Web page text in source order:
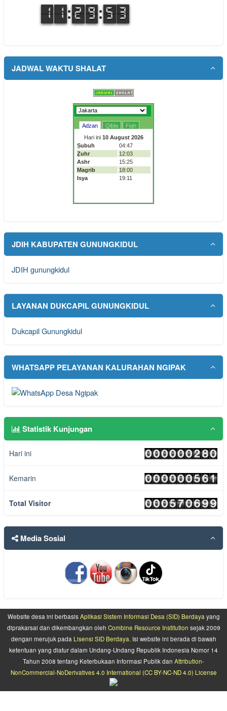
JADWAL WAKTU SHALAT
JDIH KABUPATEN GUNUNGKIDUL
JDIH gunungkidul
LAYANAN DUKCAPIL GUNUNGKIDUL
Dukcapil Gunungkidul
WHATSAPP PELAYANAN KALURAHAN NGIPAK
Statistik Kunjungan
Hari ini
Kemarin
Total Visitor
Media Sosial
Website desa ini berbasisAplikasi Sistem Informasi Desa (SID) Berdaya yang
diprakarsai dan dikembangkan oleh Combine Resource Institution sejak 2009
dengan merujuk pada Lisensi SID Berdaya. Isi website ini berada di bawah
ketentuan yang diatur dalam Undang-Undang Republik Indonesia Nomor 14
Tahun 2008 tentang Keterbukaan Informasi Publik dan Attribution-
NonCommercial-NoDerivatives 4.0 International (CC BY-NC-ND 4.0) License